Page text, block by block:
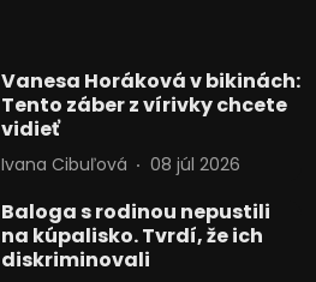
Vanesa Horáková v bikinách:
Tento záber z vírivky chcete
vidieť
Ivana Cibuľová 08 júl 2026
Baloga s rodinou nepustili
na kúpalisko. Tvrdí, že ich
diskriminovali